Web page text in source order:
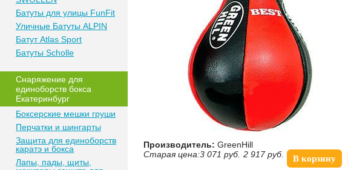
Батуты для улицы FunFit
Уличные Батуты ALPIN
Батут Atlas Sport
Батуты Scholle
Снаряжение для
единоборств бокса
Екатеринбург
Боксерские мешки груши
Перчатки и шингарты
Защита для единоборств
каратэ и бокса
Лапы, пады, щиты,
Производитель: GreenHill
Старая цена:3 071 руб. 2 917 руб. В корзину